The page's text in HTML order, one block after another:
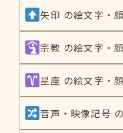
矢印 の絵文字・
宗教 の絵文字・
星座 の絵文字・
音声・映像記号